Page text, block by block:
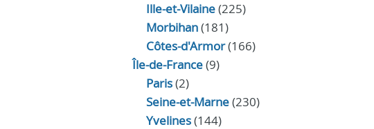
Ille-et-Vilaine(225)
Morbihan(181)
Côtes-d'Armor(166)
Île-de-France(9)
Paris(2)
Seine-et-Marne(230)
Yvelines(144)